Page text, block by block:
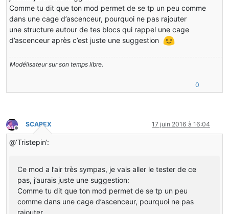
Comme tu dit que ton mod permet de se tp un peu comme
dans une cage d’ascenceur, pourquoi ne pas rajouter
une structure autour de tes blocs qui rappel une cage
d’ascenceur après c’est juste une suggestion
Modélisateur sur son temps libre.
0
Hors-ligne
SCAREX 17 juin 2016 à 16:04
@‘Tristepin’:
Ce mod a l’air très sympas, je vais aller le tester de ce
pas, j’aurais juste une suggestion:
Comme tu dit que ton mod permet de se tp un peu
comme dans une cage d’ascenceur, pourquoi ne pas